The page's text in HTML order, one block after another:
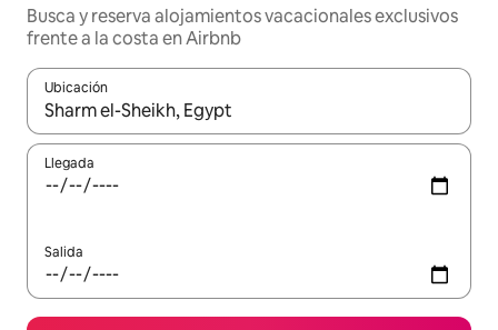
Busca y reserva alojamientos vacacionales exclusivos
frente a la costa en Airbnb
Ubicación
Cuando los resultados estén disponibles, navega con las
Llegada
Salida